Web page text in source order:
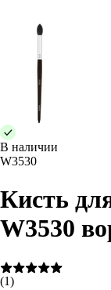
В наличии
W3530
Кисть
W3530
(1)